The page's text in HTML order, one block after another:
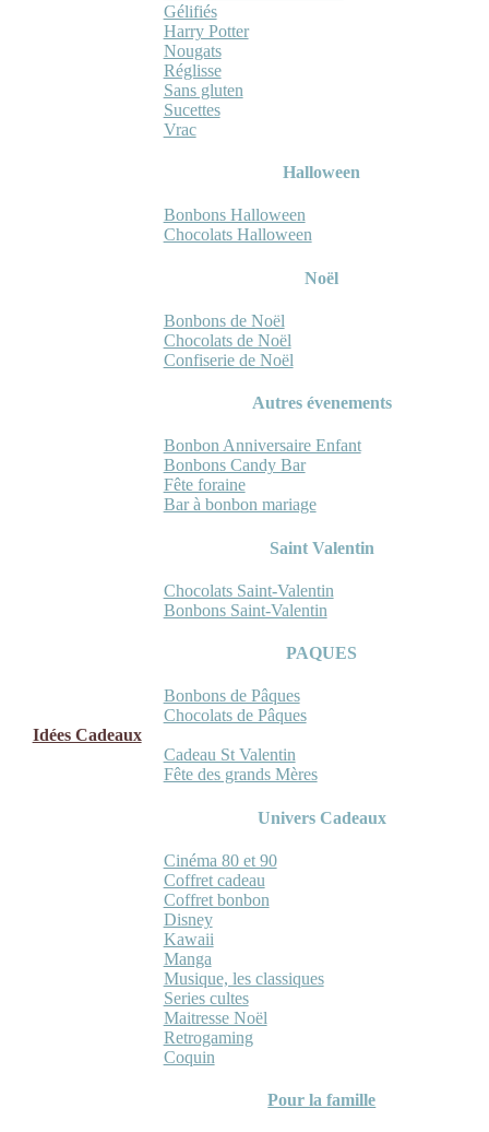
Gélifiés
Harry Potter
Nougats
Réglisse
Sans gluten
Sucettes
Vrac
Halloween
Bonbons Halloween
Chocolats Halloween
Noël
Bonbons de Noël
Chocolats de Noël
Confiserie de Noël
Autres évenements
Bonbon Anniversaire Enfant
Bonbons Candy Bar
Fête foraine
Bar à bonbon mariage
Saint Valentin
Chocolats Saint-Valentin
Bonbons Saint-Valentin
PAQUES
Bonbons de Pâques
Chocolats de Pâques
Idées Cadeaux
Cadeau St Valentin
Fête des grands Mères
Univers Cadeaux
Cinéma 80 et 90
Coffret cadeau
Coffret bonbon
Disney
Kawaii
Manga
Musique, les classiques
Series cultes
Maitresse Noël
Retrogaming
Coquin
Pour la famille